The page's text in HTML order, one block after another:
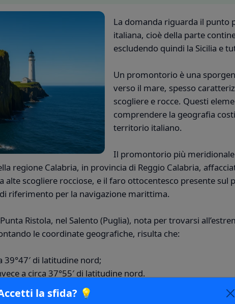
la sfida? 💡
La domanda riguarda il punto
italiana, cioè della parte
escludendo quindi la Sicilia e
Un promontorio è una
verso il mare, spesso
scogliere e rocce. Questi
comprendere la geografia
territorio italiano.
Il promontorio più
regione Calabria, in provincia di Reggio Calabria,
alte scogliere rocciose, e il faro ottocentesco presente
riferimento per la navigazione marittima.
Ristola, nel Salento (Puglia), nota per trovarsi
le coordinate geografiche, risulta che:
39°47′ di latitudine nord;
a circa 37°55′ di latitudine nord.
Capo Spartivento è quasi 2 gradi di latitudine più a sud